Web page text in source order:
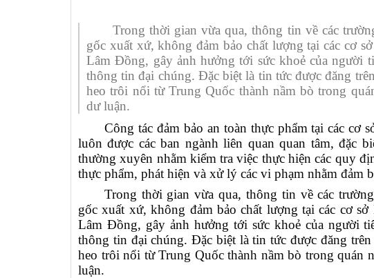
Ấn
Trong thời gian vừa qua, thông tin về các
gốc xuất xứ, không đảm bảo chất lượng tại các cơ
Lâm Đồng, gây ảnh hưởng tới sức khoẻ của người
thông tin đại chúng. Đặc biệt là tin tức được đăng
heo trôi nổi từ Trung Quốc thành nầm bò trong
dư luận.
Công tác đảm bảo an toàn thực phẩm tại các cơ
luôn được các ban ngành liên quan quan tâm, đặc
thường xuyên nhằm kiểm tra việc thực hiện các quy
thực phẩm, phát hiện và xử lý các vi phạm nhằm đảm
Trong thời gian vừa qua, thông tin về các
gốc xuất xứ, không đảm bảo chất lượng tại các cơ
Lâm Đồng, gây ảnh hưởng tới sức khoẻ của người
thông tin đại chúng. Đặc biệt là tin tức được đăng
heo trôi nổi từ Trung Quốc thành nầm bò trong quán
luận.